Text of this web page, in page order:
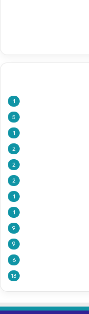
1
5
1
2
2
2
1
1
9
9
6
13